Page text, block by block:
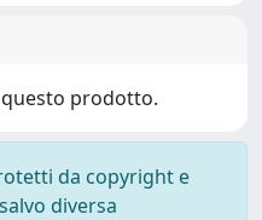
prodotto.
da copyright e
diversa